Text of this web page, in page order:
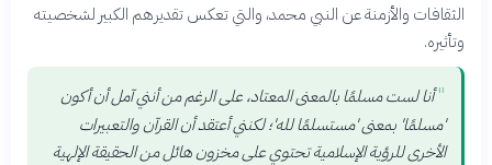
الثقافات والأزمنة عن النبي محمد، والتي تعكس تقديرهم الكبير لشخصيته
وتأثيره.
" أنا لست مسلمًا بالمعنى المعتاد، على الرغم من أنني آمل أن أكون
'مسلمًا' بمعنى 'مستسلمًا لله'؛ لكنني أعتقد أن القرآن والتعبيرات
الأخرى للرؤية الإسلامية تحتوي على مخزون هائل من الحقيقة الإلهية